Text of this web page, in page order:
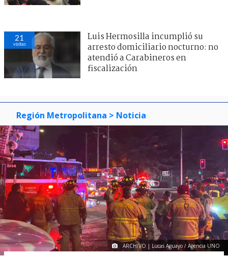
21
visitas
Luis Hermosilla incumplió su
arresto domiciliario nocturno: no
atendió a Carabineros en
fiscalización
Región Metropolitana > Noticia
ARCHIVO | Lucas Aguayo / Agencia UNO